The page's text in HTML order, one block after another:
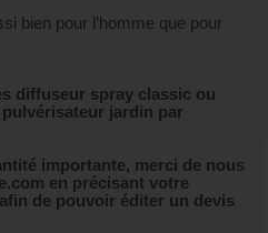
bien pour l’homme que pour
diffuseur spray classic ou
jardin par
importante, merci de nous
en précisant votre
de pouvoir éditer un devis